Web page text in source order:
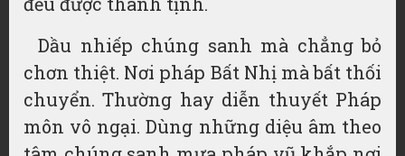
Dầu nhiếp chúng sanh mà chẳng bỏ
chơn thiệt. Nơi pháp Bất Nhị màbất thối
chuyển.Thường hay diễn thuyếtPháp
môn vô ngại. Dùng những diệu âm theo